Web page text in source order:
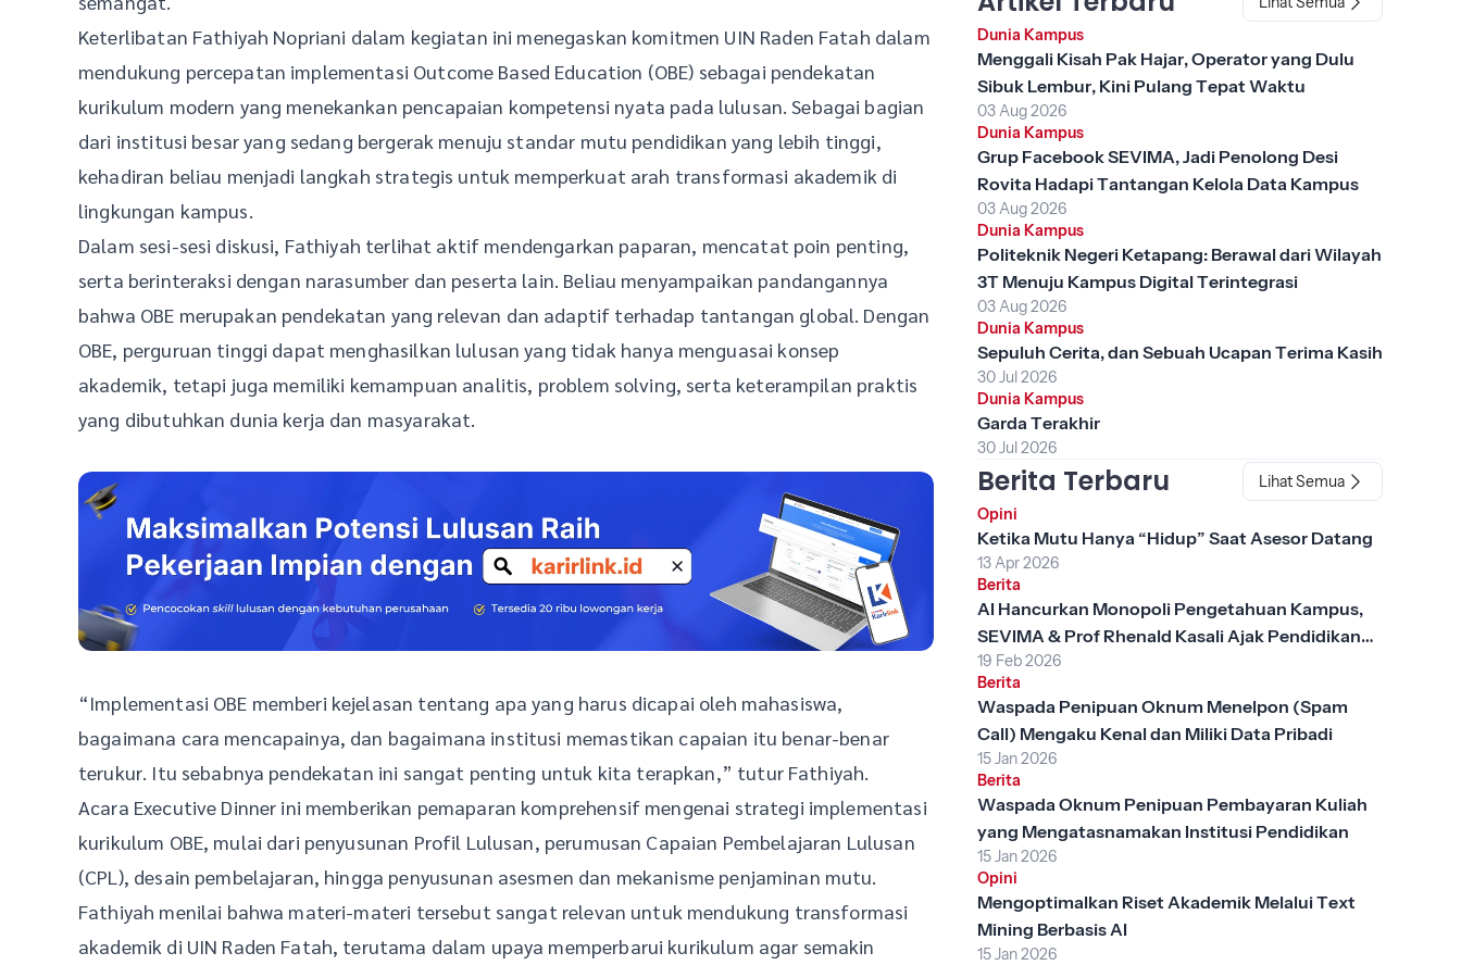
Keterlibatan Fathiyah Nopriani dalam kegiatan ini menegaskan komitmen UIN Raden Fatah dalam
mendukung percepatan implementasi Outcome Based Education (OBE) sebagai pendekatan
kurikulum modern yang menekankan pencapaian kompetensi nyata pada lulusan. Sebagai bagian
dari institusi besar yang sedang bergerak menuju standar mutu pendidikan yang lebih tinggi,
kehadiran beliau menjadi langkah strategis untuk memperkuat arah transformasi akademik di
lingkungan kampus.
Dalam sesi-sesi diskusi, Fathiyah terlihat aktif mendengarkan paparan, mencatat poin penting,
serta berinteraksi dengan narasumber dan peserta lain. Beliau menyampaikan pandangannya
bahwa OBE merupakan pendekatan yang relevan dan adaptif terhadap tantangan global. Dengan
OBE, perguruan tinggi dapat menghasilkan lulusan yang tidak hanya menguasai konsep
akademik, tetapi juga memiliki kemampuan analitis, problem solving, serta keterampilan praktis
yang dibutuhkan dunia kerja dan masyarakat.
“Implementasi OBE memberi kejelasan tentang apa yang harus dicapai oleh mahasiswa,
bagaimana cara mencapainya, dan bagaimana institusi memastikan capaian itu benar-benar
terukur. Itu sebabnya pendekatan ini sangat penting untuk kita terapkan,” tutur Fathiyah.
Acara Executive Dinner ini memberikan pemaparan komprehensif mengenai strategi implementasi
kurikulum OBE, mulai dari penyusunan Profil Lulusan, perumusan Capaian Pembelajaran Lulusan
(CPL), desain pembelajaran, hingga penyusunan asesmen dan mekanisme penjaminan mutu.
Fathiyah menilai bahwa materi-materi tersebut sangat relevan untuk mendukung transformasi
akademik di UIN Raden Fatah, terutama dalam upaya memperbarui kurikulum agar semakin
Dunia Kampus
Menggali Kisah Pak Hajar, Operator yang Dulu
Sibuk Lembur, Kini Pulang Tepat Waktu
03 Aug 2026
Dunia Kampus
Grup Facebook SEVIMA, Jadi Penolong Desi
Rovita Hadapi Tantangan Kelola Data Kampus
03 Aug 2026
Dunia Kampus
Politeknik Negeri Ketapang: Berawal dari Wilayah
3T Menuju Kampus Digital Terintegrasi
03 Aug 2026
Dunia Kampus
Sepuluh Cerita, dan Sebuah Ucapan Terima Kasih
30 Jul 2026
Dunia Kampus
Garda Terakhir
30 Jul 2026
Berita Terbaru
Lihat Semua
Opini
Ketika Mutu Hanya “Hidup” Saat Asesor Datang
13 Apr 2026
Berita
AI Hancurkan Monopoli Pengetahuan Kampus,
SEVIMA & Prof Rhenald Kasali Ajak Pendidikan
Tinggi Berubah
19 Feb 2026
Berita
Waspada Penipuan Oknum Menelpon (Spam
Call) Mengaku Kenal dan Miliki Data Pribadi
15 Jan 2026
Berita
Waspada Oknum Penipuan Pembayaran Kuliah
yang Mengatasnamakan Institusi Pendidikan
15 Jan 2026
Opini
Mengoptimalkan Riset Akademik Melalui Text
Mining Berbasis AI
15 Jan 2026